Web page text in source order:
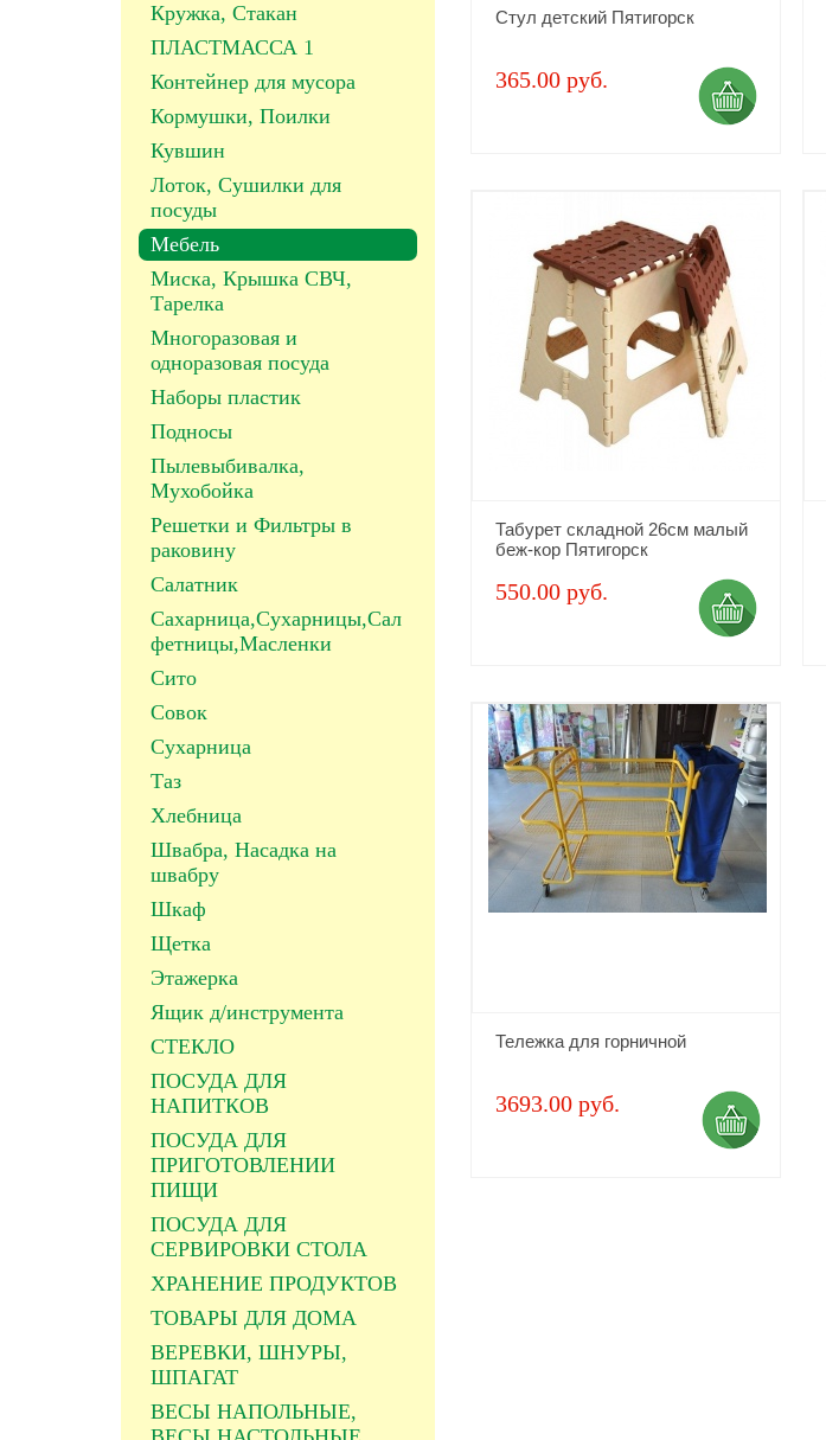
Кружка, Стакан
ПЛАСТМАССА 1
Контейнер для мусора
Кормушки, Поилки
Кувшин
Лоток, Сушилки для
посуды
Мебель
Миска, Крышка СВЧ,
Тарелка
Многоразовая и
одноразовая посуда
Наборы пластик
Подносы
Пылевыбивалка,
Мухобойка
Решетки и Фильтры в
раковину
Салатник
Сахарница,Сухарницы,Сал
фетницы,Масленки
Сито
Совок
Сухарница
Таз
Хлебница
Швабра, Насадка на
швабру
Шкаф
Щетка
Этажерка
Ящик д/инструмента
СТЕКЛО
ПОСУДА ДЛЯ
НАПИТКОВ
ПОСУДА ДЛЯ
ПРИГОТОВЛЕНИИ
ПИЩИ
ПОСУДА ДЛЯ
СЕРВИРОВКИ СТОЛА
ХРАНЕНИЕ ПРОДУКТОВ
ТОВАРЫ ДЛЯ ДОМА
ВЕРЕВКИ, ШНУРЫ,
ШПАГАТ
ВЕСЫ НАПОЛЬНЫЕ,
Стул детский Пятигорск
365.00 руб.
Табурет складной 26см малый
беж-кор Пятигорск
550.00 руб.
Тележка для горничной
3693.00 руб.